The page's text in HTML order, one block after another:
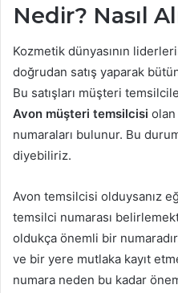
Nedir? Nasıl
Kozmetik dünyasının
doğrudan satış yaparak
Bu satışları müşteri
Avon müşteri temsilcisi
numaraları bulunur. Bu
diyebiliriz.
Avon temsilcisi olduysanız
temsilci numarası
oldukça önemli bir
ve bir yere mutlaka kayıt
numara neden bu kadar